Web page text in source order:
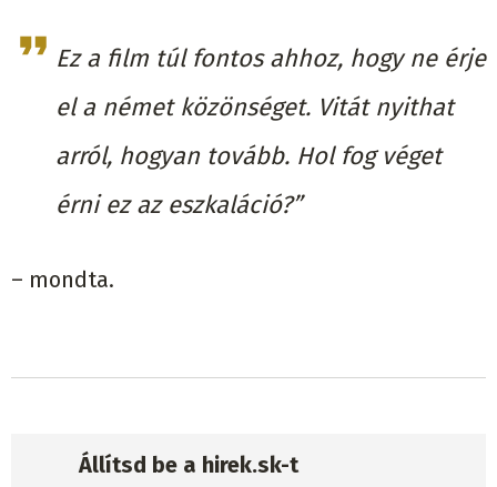
Ez a film túl fontos ahhoz, hogy ne érje
el a német közönséget. Vitát nyithat
arról, hogyan tovább. Hol fog véget
érni ez az eszkaláció?”
– ​​mondta.
Állítsd be a hirek.sk-t